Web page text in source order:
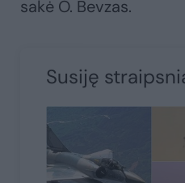
sakė O. Bevzas.
Susiję